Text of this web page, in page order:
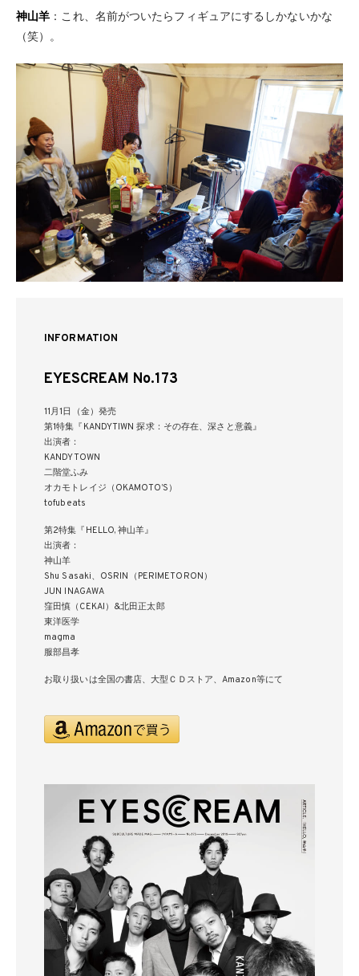
神山羊 ：これ、名前がついたらフィギュアにするしかないかな
（笑）。
INFORMATION
EYESCREAM No.173
11月1日（金）発売
第1特集『KANDYTIWN 探求：その存在、深さと意義』
出演者：
KANDYTOWN
二階堂ふみ
オカモトレイジ（OKAMOTO’S）
tofubeats
第2特集『HELLO, 神山羊』
出演者：
神山羊
Shu Sasaki、OSRIN（PERIMETORON）
JUN INAGAWA
窪田慎（CEKAI）&北田正太郎
東洋医学
magma
服部昌孝
お取り扱いは全国の書店、大型ＣＤストア、Amazon等にて